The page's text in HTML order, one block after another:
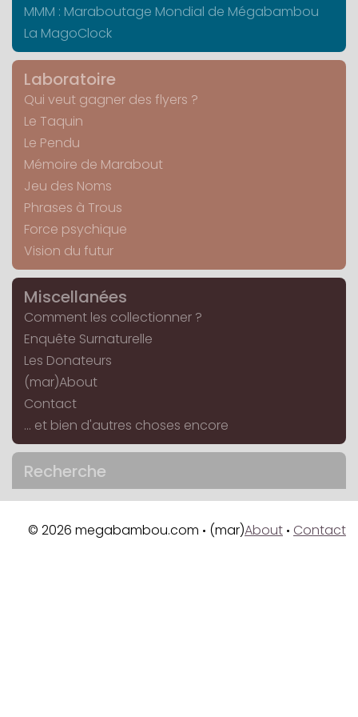
MMM : Maraboutage Mondial de Mégabambou
La MagoClock
Laboratoire
Qui veut gagner des flyers ?
Le Taquin
Le Pendu
Mémoire de Marabout
Jeu des Noms
Phrases à Trous
Force psychique
Vision du futur
Miscellanées
Comment les collectionner ?
Enquête Surnaturelle
Les Donateurs
(mar)About
Contact
... et bien d'autres choses encore
Recherche
© 2026 megabambou.com • (mar)About • Contact